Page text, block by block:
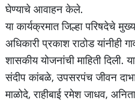
घेण्याचे आवाहन केले.
या कार्यक्रमात जिल्हा परिषदेचे
अधिकारी प्रकाश राठोड यांनीही
शासकीय योजनांची माहिती दिली.
संदीप कांबळे, उपसरपंच जीवन
माळोदे, राहीबाई रमेश जाधव,